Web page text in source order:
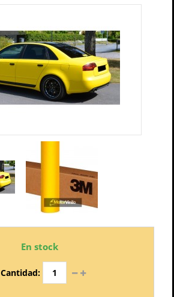
En stock
Cantidad: